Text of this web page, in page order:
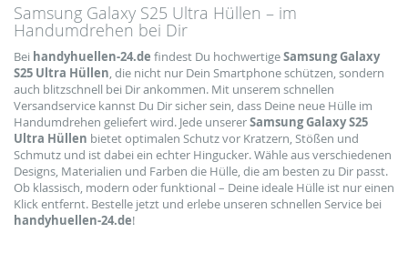
Samsung Galaxy S25 Ultra Hüllen – im
Handumdrehen bei Dir
Bei handyhuellen-24.de findest Du hochwertigeSamsung Galaxy
S25 Ultra Hüllen, die nicht nur Dein Smartphone schützen, sondern
auch blitzschnell bei Dir ankommen. Mit unserem schnellen
Versandservice kannst Du Dir sicher sein, dass Deine neue Hülle im
Handumdrehen geliefert wird. Jede unsererSamsung Galaxy S25
Ultra Hüllen bietet optimalen Schutz vor Kratzern, Stößen und
Schmutz und ist dabei ein echter Hingucker. Wähle aus verschiedenen
Designs, Materialien und Farben die Hülle, die am besten zu Dir passt.
Ob klassisch, modern oder funktional – Deine ideale Hülle ist nur einen
Klick entfernt. Bestelle jetzt und erlebe unseren schnellen Service bei
handyhuellen-24.de!